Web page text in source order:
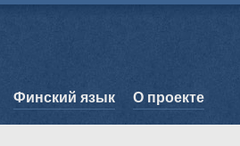
Финский язык О проекте